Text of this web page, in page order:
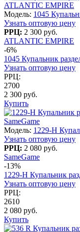
ATLANTIC EMPIRE
Модель: 1045
Узнать оптовую цену
РРЦ: 2 300 руб.
ATLANTIC EMPIRE
-6%
1045 Купальник
Узнать оптовую цену
РРЦ:
2700
2 300 руб.
Купить
SameGame
Модель: 1229-H
Узнать оптовую цену
РРЦ: 2 080 руб.
SameGame
-13%
1229-H Купальник
Узнать оптовую цену
РРЦ:
2610
2 080 руб.
Купить